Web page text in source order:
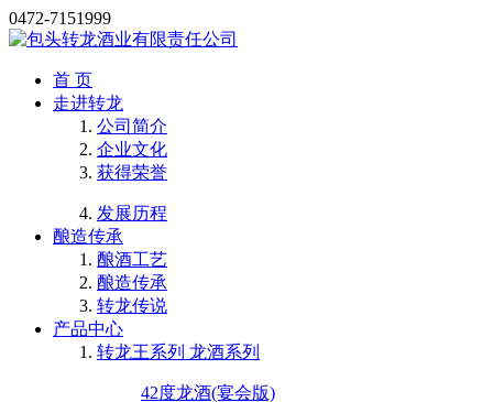
0472-7151999
首 页
走进转龙
公司简介
企业文化
获得荣誉
发展历程
酿造传承
酿酒工艺
酿造传承
转龙传说
产品中心
转龙王系列 龙酒系列
42度龙酒(宴会版)